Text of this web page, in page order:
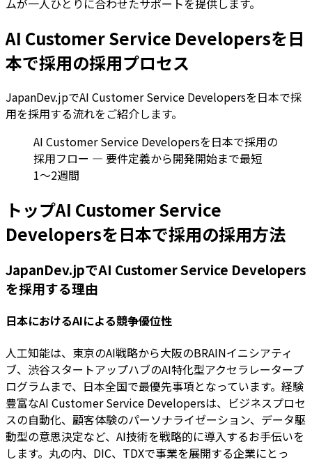
ムが一人ひとりに合わせたサポートを提供します。
AI Customer Service Developersを日
本で採用の採用プロセス
JapanDev.jpでAI Customer Service Developersを日本で採
用を採用する流れをご紹介します。
AI Customer Service Developersを日本で採用の
採用フロー — 要件定義から開発開始まで最短
1〜2週間
トップAI Customer Service
Developersを日本で採用の採用方法
JapanDev.jpでAI Customer Service Developers
を採用する理由
日本におけるAIによる競争優位性
人工知能は、東京のAI戦略から大阪のBRAINイニシアティ
ブ、渋谷スタートアップハブのAI特化型アクセラレータープ
ログラムまで、日本全国で最優先事項となっています。経験
豊富なAI Customer Service Developersは、ビジネスプロセ
スの自動化、顧客体験のパーソナライゼーション、データ駆
動型の意思決定など、AI技術を戦略的に導入するお手伝いを
します。丸の内、DIC、TDXで事業を展開する企業にとっ